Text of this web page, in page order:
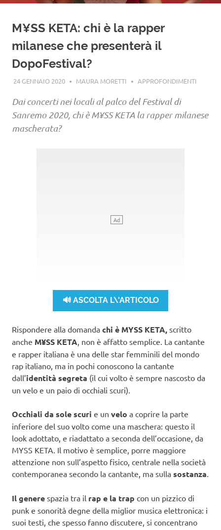
M¥SS KETA: chi è la rapper
milanese che presenterà il
DopoFestival?
24 GENNAIO 2020 MAURA MORETTI APPROFONDIMENTI
Dai concerti nei locali al palco del Festival di
Sanremo 2020, chi è M¥SS KETA la rapper milanese
mascherata?
🔊 ASCOLTA L\'ARTICOLO
Rispondere alla domanda chi è MYSS KETA, scritto
anche M¥SS KETA , non è affatto semplice. La cantante
e rapper italiana è una delle star femminili del mondo
rap italiano, ma in pochi conoscono la cantante
dall’identità segreta (il cui volto è sempre nascosto da
un velo e un paio di occhiali scuri).
Occhiali da sole scuri e un velo a coprire la parte
inferiore del suo volto come una maschera: questo il
look adottato, e riadattato a seconda dell’occasione, da
MYSS KETA. Il motivo è semplice, porre maggiore
attenzione non sull’aspetto fisico, centrale nella società
contemporanea secondo la cantante, ma sulla sostanza
Il genere spazia tra il rap e la trap con un pizzico di
punk e sonorità degne della miglior musica elettronica: i
suoi testi, che spesso fanno discutere, si concentrano